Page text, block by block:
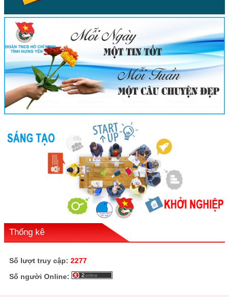
Thống kê
Số lượt truy cập: 2277
Số người Online: